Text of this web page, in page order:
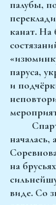
палубы,
канат. На
паруса,
и
началась,
на
виде. Со